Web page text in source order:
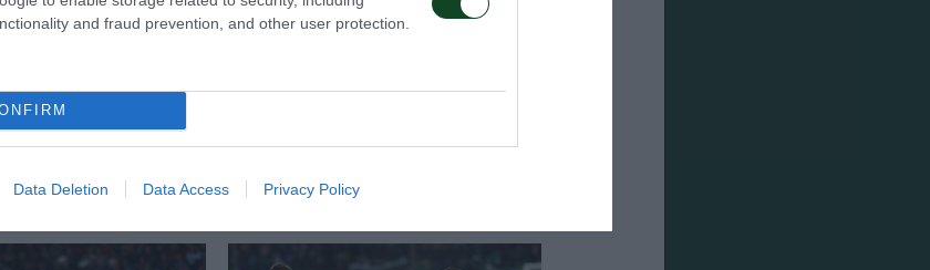
and fraud prevention, and other user protection.
Data Deletion Data Access Privacy Policy